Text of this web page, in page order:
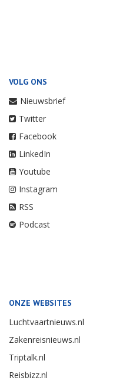
VOLG ONS
Nieuwsbrief
Twitter
Facebook
LinkedIn
Youtube
Instagram
RSS
Podcast
ONZE WEBSITES
Luchtvaartnieuws.nl
Zakenreisnieuws.nl
Triptalk.nl
Reisbizz.nl